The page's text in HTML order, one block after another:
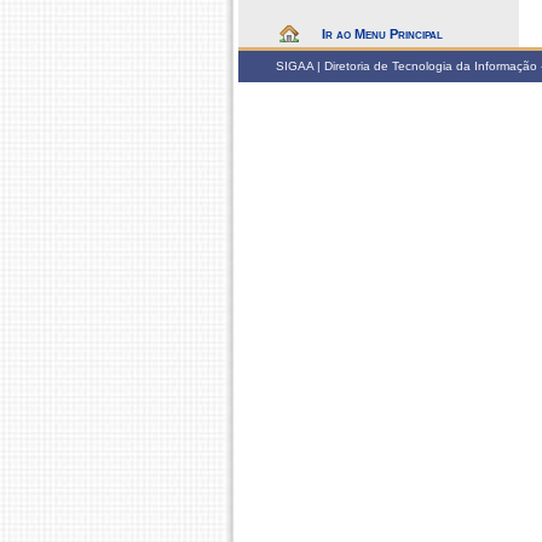
Ir ao Menu Principal
SIGAA | Diretoria de Tecnologia da